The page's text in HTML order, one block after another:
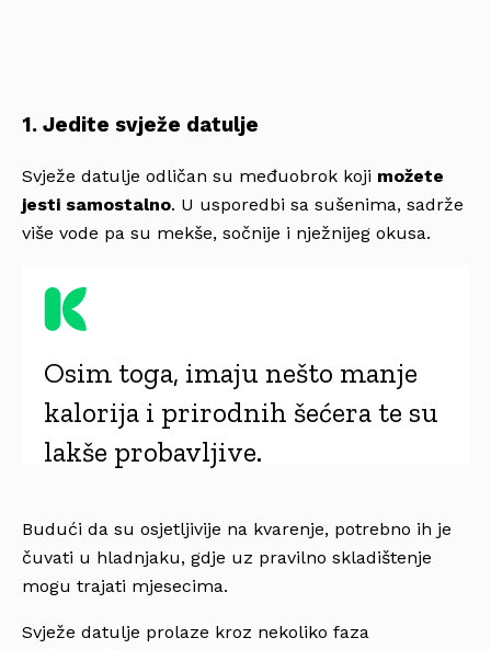
1. Jedite svježe datulje
Svježe datulje odličan su međuobrok koji možete
jesti samostalno. U usporedbi sa sušenima, sadrže
više vode pa su mekše, sočnije i nježnijeg okusa.
Osim toga, imaju nešto manje
kalorija i prirodnih šećera te su
lakše probavljive.
Budući da su osjetljivije na kvarenje, potrebno ih je
čuvati u hladnjaku, gdje uz pravilno skladištenje
mogu trajati mjesecima.
Svježe datulje prolaze kroz nekoliko faza